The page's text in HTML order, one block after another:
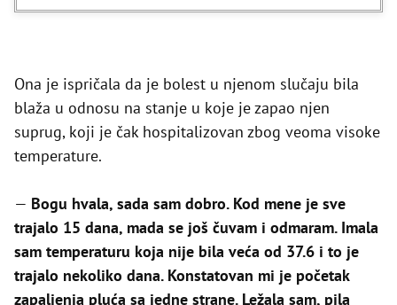
Ona je ispričala da je bolest u njenom slučaju bila
blaža u odnosu na stanje u koje je zapao njen
suprug, koji je čak hospitalizovan zbog veoma visoke
temperature.
— Bogu hvala, sada sam dobro. Kod mene je sve
trajalo 15 dana, mada se još čuvam i odmaram. Imala
sam temperaturu koja nije bila veća od 37.6 i to je
trajalo nekoliko dana. Konstatovan mi je početak
zapaljenja pluća sa jedne strane. Ležala sam, pila